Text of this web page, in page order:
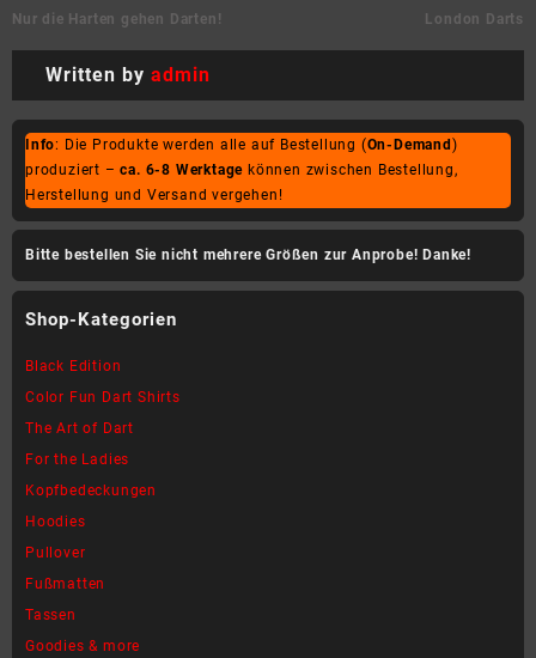
Beitragsnavigation
Nur die Harten gehen Darten! London Darts
Written by admin
Info: Die Produkte werden alle auf Bestellung (On-Demand)
produziert –ca. 6-8 Werktage können zwischen Bestellung,
Herstellung und Versand vergehen!
Bitte bestellen Sie nicht mehrere Größen zur Anprobe! Danke!
Shop-Kategorien
Black Edition
Color Fun Dart Shirts
The Art of Dart
For the Ladies
Kopfbedeckungen
Hoodies
Pullover
Fußmatten
Tassen
Goodies & more